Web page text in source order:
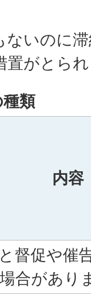
ないのに
置がとら
類
内容
督促や催
合があり